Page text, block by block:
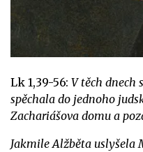
Lk 1,39-56: V těch dnech
spěchala do jednoho
Zachariášova domu a
Jakmile Alžběta uslyšela